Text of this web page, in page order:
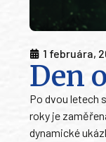
1 februára,
Den
Po dvou letech
roky je
dynamické